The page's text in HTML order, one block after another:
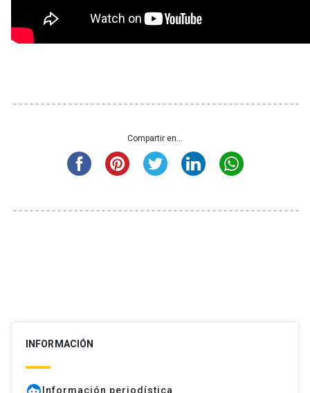
Compartir en...
INFORMACIÓN
Información periodística